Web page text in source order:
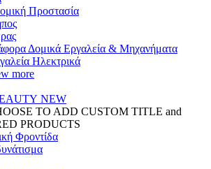
Προστασία
Δομικά Εργαλεία & Μηχανήματα
Ηλεκτρικά
more
NEW
TO ADD CUSTOM TITLE and
PRODUCTS
Φροντίδα